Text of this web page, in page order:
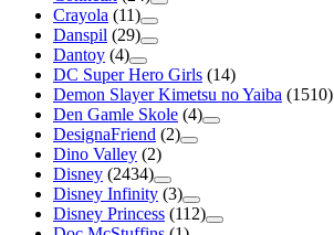
Crayola (11)
Danspil (29)
Dantoy (4)
DC Super Hero Girls (14)
Demon Slayer Kimetsu no Yaiba (1510)
Den Gamle Skole (4)
DesignaFriend (2)
Dino Valley (2)
Disney (2434)
Disney Infinity (3)
Disney Princess (112)